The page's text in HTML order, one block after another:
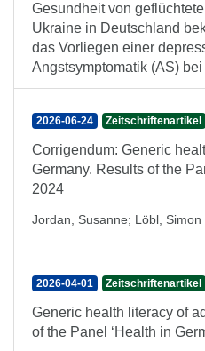
Gesundheit von
Ukraine in Deutschland
das Vorliegen einer
Angstsymptomatik (AS)
2026-06-24 Zeitschriftenartikel
Corrigendum: Generic
Germany. Results of the
2024
Jordan, Susanne; Löbl, Simon
2026-04-01 Zeitschriftenartikel
Generic health literacy of
of the Panel ‘Health in